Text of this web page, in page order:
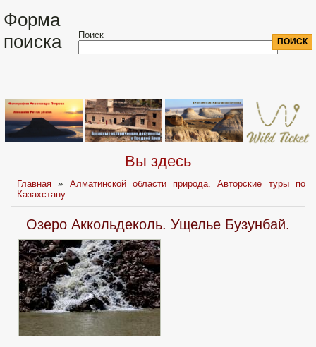
Форма
поиска
Поиск
Вы здесь
Главная » Алматинской области природа. Авторские туры по
Казахстану.
Озеро Аккольдеколь. Ущелье Бузунбай.